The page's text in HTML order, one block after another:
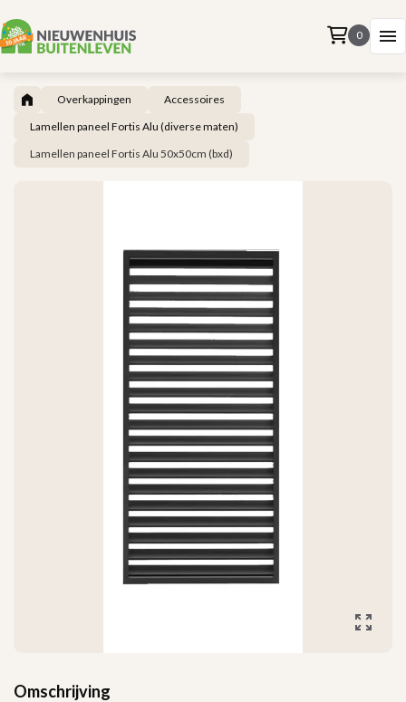
0
Overkappingen
Accessoires
Lamellen paneel Fortis Alu (diverse maten)
Lamellen paneel Fortis Alu 50x50cm (bxd)
Omschrijving